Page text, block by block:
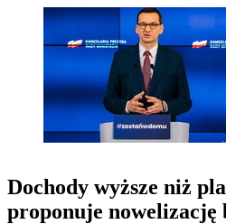
Dochody wyższe niż
proponuje nowelizację